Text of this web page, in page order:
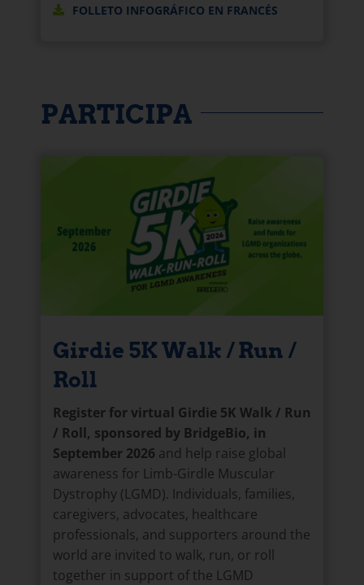
FOLLETO INFOGRÁFICO EN FRANCÉS
PARTICIPA
Girdie 5K Walk / Run /
Roll
Register for virtual Girdie 5K Walk / Run
/ Roll, sponsored by BridgeBio, in
September 2026 and help raise global
awareness for Limb-Girdle Muscular
Dystrophy (LGMD). Individuals, families,
caregivers, advocates, healthcare
professionals, and supporters around the
world are invited to walk, run, or roll
together in support of the LGMD